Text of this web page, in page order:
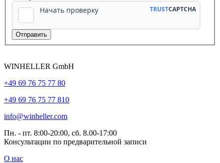
WINHELLER GmbH
+49 69 76 75 77 80
+49 69 76 75 77 810
info@winheller.com
Пн. - пт. 8:00-20:00, сб. 8.00-17:00
Консультации по предварительной записи
О нас